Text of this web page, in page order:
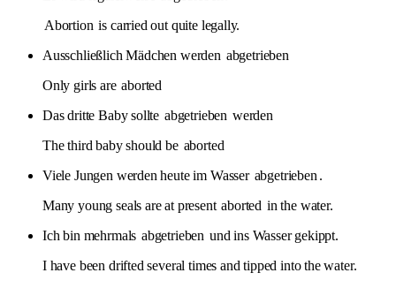
Abortion is carried out quite legally.
Ausschließlich Mädchen werden abgetrieben
Only girls are aborted
Das dritte Baby sollte abgetrieben werden
The third baby should be aborted
Viele Jungen werden heute im Wasser abgetrieben .
Many young seals are at present aborted in the water.
Ich bin mehrmals abgetrieben und ins Wasser gekippt.
I have been drifted several times and tipped into the water.